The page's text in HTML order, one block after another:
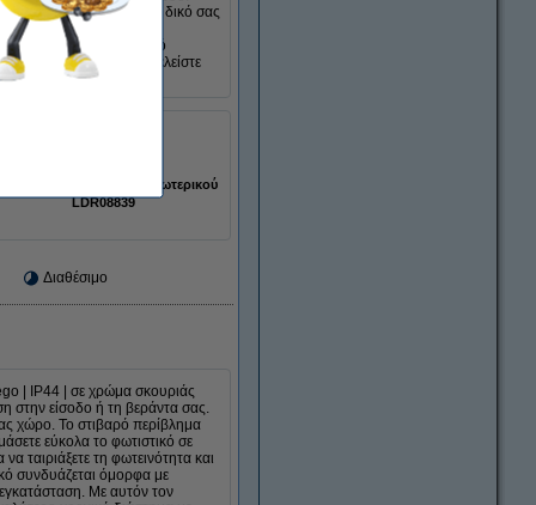
σας τοποθετώντας το δικό σας
μια ήρεμη,
αυτό το φωτιστικό
και ο κήπος σας επωφελείστε
εσωτερικού/εξωτερικού
LDR08839
Διαθέσιμο
| IP44 | σε χρώμα σκουριάς
στην είσοδο ή τη βεράντα σας.
χώρο. Το στιβαρό περίβλημα
εύκολα το φωτιστικό σε
ταιριάξετε τη φωτεινότητα και
συνδυάζεται όμορφα με
Με αυτόν τον